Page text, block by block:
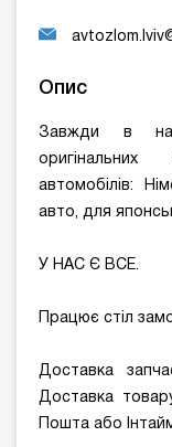
Опис
Завжди в
автомобілів:
авто, для
У НАС Є ВСЕ.
Працює стіл
Доставка
Доставка
Пошта або